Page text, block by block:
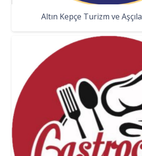
Altın Kepçe Turizm ve